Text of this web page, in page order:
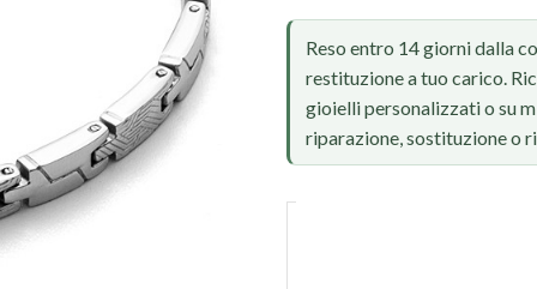
Reso entro 14 giorni dalla
restituzione a tuo carico.
gioielli personalizzati o su
riparazione, sostituzione o